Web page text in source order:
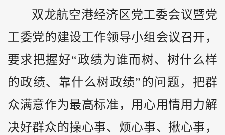
双龙航空港经济区党工委会议暨党
工委党的建设工作领导小组会议召开，
要求把握好“政绩为谁而树、树什么样
的政绩、靠什么树政绩”的问题，把群
众满意作为最高标准，用心用情用力解
决好群众的操心事、烦心事、揪心事，